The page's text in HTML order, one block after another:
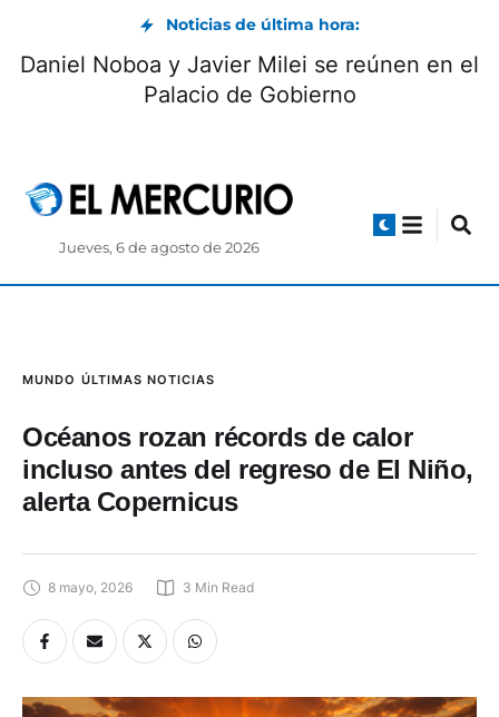
Noticias de última hora:
‘La Suli’ por
Daniel Noboa y Javier
Jueves, 6 de agosto de 2026
MUNDO ÚLTIMAS NOTICIAS
Océanos rozan récords de calor
incluso antes del regreso de El Niño,
alerta Copernicus
8 mayo, 2026 3 Min Read